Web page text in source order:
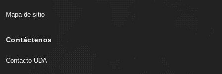
e
Mapa de sitio
Contáctenos
Contacto UDA